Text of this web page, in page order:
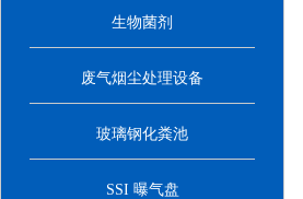
生物菌剂
废气烟尘处理设备
玻璃钢化粪池
SSI 曝气盘